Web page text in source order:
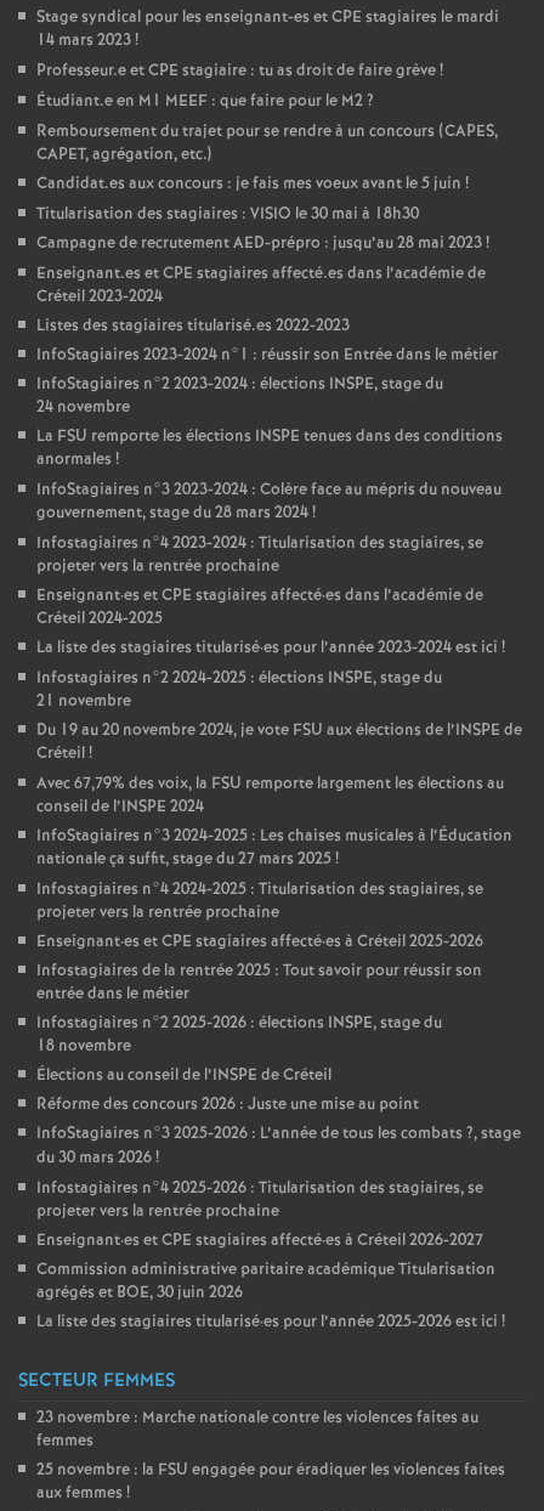
Stage syndical pour les enseignant-es etCPE stagiaires le mardi
14 mars 2023!
Professeur.e etCPE stagiaire : tu as droit de faire grève!
Étudiant.e en M1 MEEF : que faire pour le M2?
Remboursement du trajet pour se rendre à un concours (CAPES,
CAPET, agrégation, etc.)
Candidat.es aux concours : je fais mes voeux avant le 5 juin !
Titularisation des stagiaires : VISIO le 30 mai à 18h30
Campagne de recrutementAED-prépro : jusqu’au 28 mai 2023!
Enseignant.es etCPE stagiaires affecté.es dans l’académie de
Créteil 2023-2024
Listes des stagiaires titularisé.es 2022-2023
InfoStagiaires 2023-2024 n°1 : réussir son Entrée dans le métier
InfoStagiaires n°2 2023-2024 : élections INSPE, stage du
24 novembre
La FSU remporte les élections INSPE tenues dans des conditions
anormales !
InfoStagiaires n°3 2023-2024 : Colère face au mépris du nouveau
gouvernement, stage du 28 mars 2024!
Infostagiaires n°4 2023-2024 : Titularisation des stagiaires, se
projeter vers la rentrée prochaine
Enseignant·es etCPE stagiaires affecté·es dans l’académie de
Créteil 2024-2025
La liste des stagiaires titularisé·es pour l’année 2023-2024 est ici !
Infostagiaires n°2 2024-2025 : élections INSPE, stage du
21 novembre
Du 19 au 20 novembre 2024, je vote FSU aux élections de l’INSPE de
Créteil!
Avec 67,79% des voix, la FSU remporte largement les élections au
conseil de l’INSPE 2024
InfoStagiaires n°3 2024-2025 : Les chaises musicales à l’Éducation
nationale ça suffit, stage du 27 mars 2025!
Infostagiaires n°4 2024-2025 : Titularisation des stagiaires, se
projeter vers la rentrée prochaine
Enseignant·es etCPE stagiaires affecté·es à Créteil 2025-2026
Infostagiaires de la rentrée 2025 : Tout savoir pour réussir son
entrée dans le métier
Infostagiaires n°2 2025-2026 : élections INSPE, stage du
18 novembre
Élections au conseil de l’INSPE de Créteil
Réforme des concours 2026 : Juste une mise au point
InfoStagiaires n°3 2025-2026 : L’année de tous les combats ?, stage
du 30 mars 2026!
Infostagiaires n°4 2025-2026 : Titularisation des stagiaires, se
projeter vers la rentrée prochaine
Enseignant·es etCPE stagiaires affecté·es à Créteil 2026-2027
Commission administrative paritaire académique Titularisation
agrégés et BOE, 30 juin 2026
La liste des stagiaires titularisé·es pour l’année 2025-2026 est ici !
SECTEUR FEMMES
23 novembre : Marche nationale contre les violences faites au
femmes
25 novembre : la FSU engagée pour éradiquer les violences faites
aux femmes !